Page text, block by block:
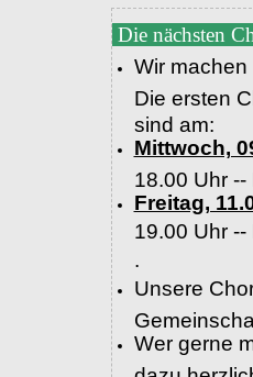
Die nächsten
Wir
Die ersten
sind am:
Mittwoch,
18.00 Uhr
Freitag,
19.00 Uhr --
.
Unsere
Wer gerne
dazu